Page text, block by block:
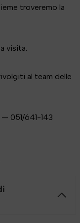
troveremo la
visita.
al team delle
051/641-143